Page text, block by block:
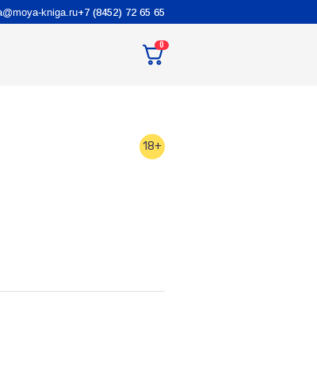
kniga.ru+7 (8452) 72 65 65
0
18+